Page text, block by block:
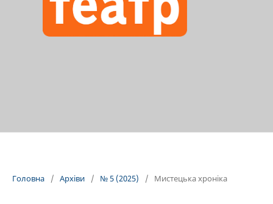
Головна / Архіви / № 5 (2025) / Мистецька хроніка